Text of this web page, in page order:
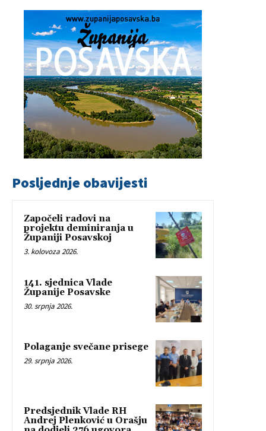
Posljednje obavijesti
Započeli radovi na
projektu deminiranja u
Županiji Posavskoj
3. kolovoza 2026.
141. sjednica Vlade
Županije Posavske
30. srpnja 2026.
Polaganje svečane prisege
29. srpnja 2026.
Predsjednik Vlade RH
Andrej Plenković u Orašju